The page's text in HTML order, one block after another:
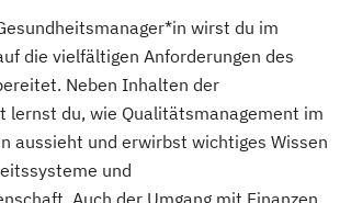
wirst du im
die vielfältigen Anforderungen des
Neben Inhalten der
lernst du, wie Qualitätsmanagement im
aussieht und erwirbst wichtiges Wissen
und
Auch der Umgang mit Finanzen